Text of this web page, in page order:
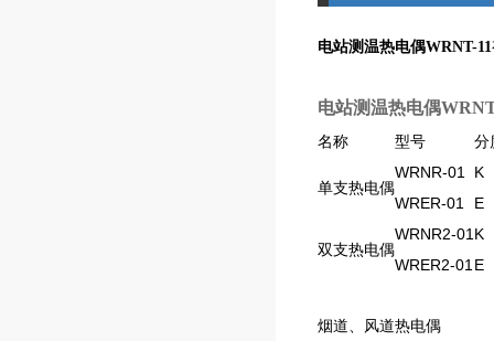
电站测温热电偶WRNT-11
电站测温热电偶
名称 型号 分
单支热电偶
WRNR-01
K
WRER-01
E
双支热电偶
WRNR2-01 K
WRER2-01 E
烟道、风道热电偶